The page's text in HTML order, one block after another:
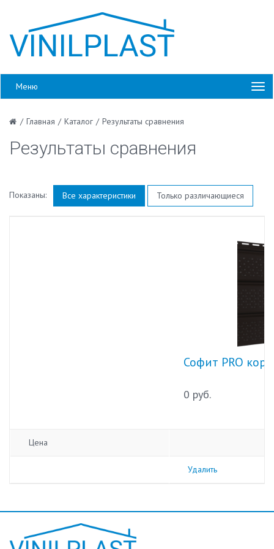
Меню
/ Главная / Каталог / Результаты сравнения
Результаты сравнения
Показаны: Все характеристики Только различающиеся
Софит PRO
0 руб.
Цена
Удалить